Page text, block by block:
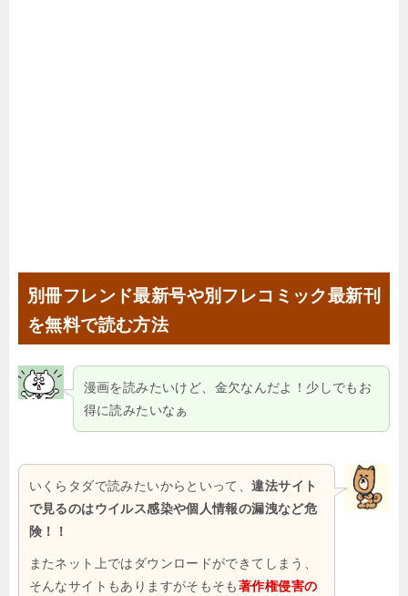
別冊フレンド最新号や別フレコミック最新刊
を無料で読む方法
漫画を読みたいけど、金欠なんだよ！少しでもお
得に読みたいなぁ
いくらタダで読みたいからといって、違法サイト
で見るのはウイルス感染や個人情報の漏洩など危
険！！
またネット上ではダウンロードができてしまう、
そんなサイトもありますがそもそも著作権侵害の